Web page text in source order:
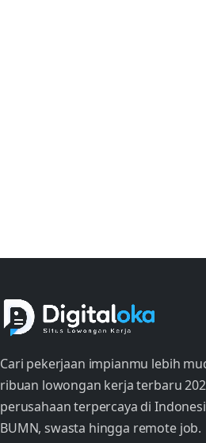
Cari pekerjaan impianmu lebih
ribuan lowongan kerja terbaru
perusahaan terpercaya di
BUMN, swasta hingga remote job.